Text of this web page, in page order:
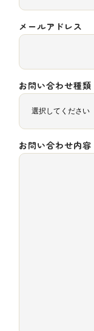
メールアドレス
お問い合わせ種類
お問い合わせ内容